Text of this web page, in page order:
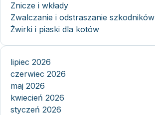
Znicze i wkłady
Zwalczanie i odstraszanie szkodników
Żwirki i piaski dla kotów
lipiec 2026
czerwiec 2026
maj 2026
kwiecień 2026
styczeń 2026